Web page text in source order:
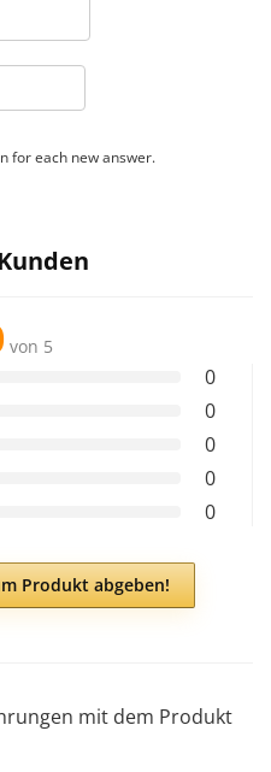
for each new answer.
von 5
0
0
0
0
0
Produkt abgeben!
mit dem Produkt